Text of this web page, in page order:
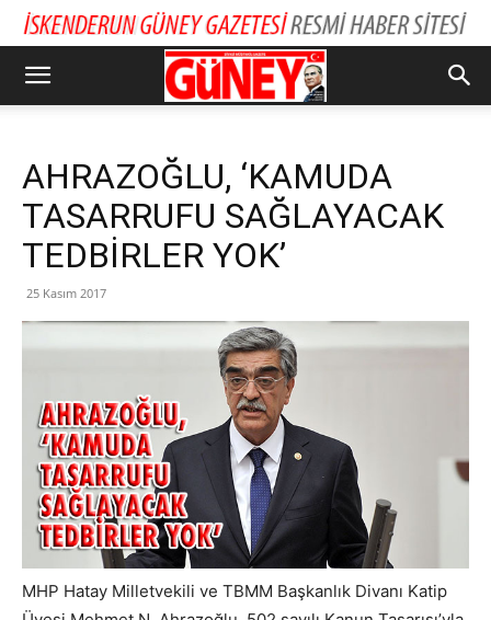
AHRAZOĞLU, ‘KAMUDA
TASARRUFU SAĞLAYACAK
TEDBİRLER YOK’
25 Kasım 2017
MHP Hatay Milletvekili ve TBMM Başkanlık Divanı Katip